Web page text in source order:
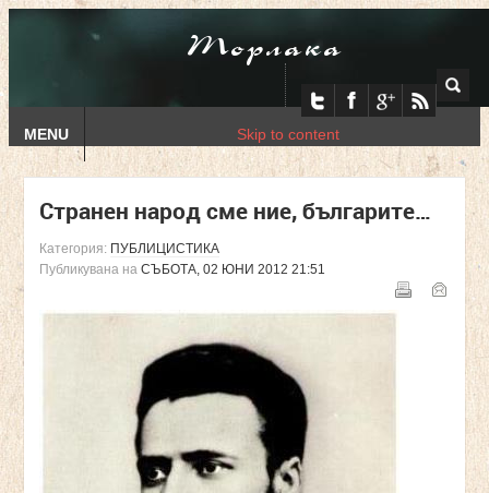
Торлака
MENU Skip to content
Странен народ сме ние, българите…
Категория: ПУБЛИЦИСТИКА
Публикувана на СЪБОТА, 02 ЮНИ 2012 21:51